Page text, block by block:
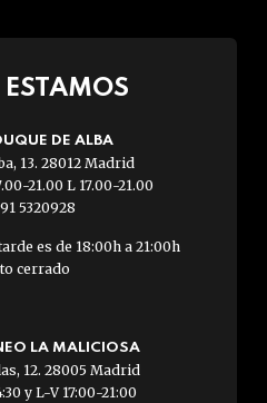
ESTAMOS
DE ALBA
13. 28012 Madrid
21.00 L 17.00-21.00
5320928
es de 18:00h a 21:00h
cerrado
LA MALICIOSA
12. 28005 Madrid
y L-V 17:00-21:00